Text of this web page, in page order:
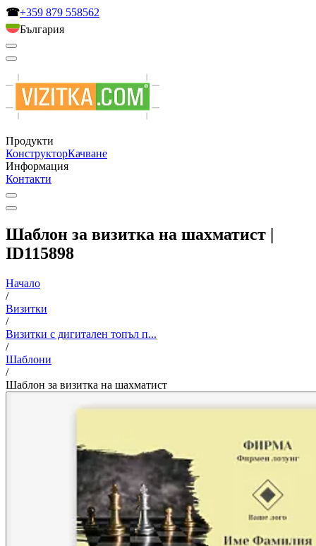
☎+359 879 558562
България
Продукти
КонструкторКачване
Информация
Контакти
Шаблон за визитка на шахматист |
ID115898
Начало
/
Визитки
/
Визитки с дигитален топъл п...
/
Шаблони
/
Шаблон за визитка на шахматист